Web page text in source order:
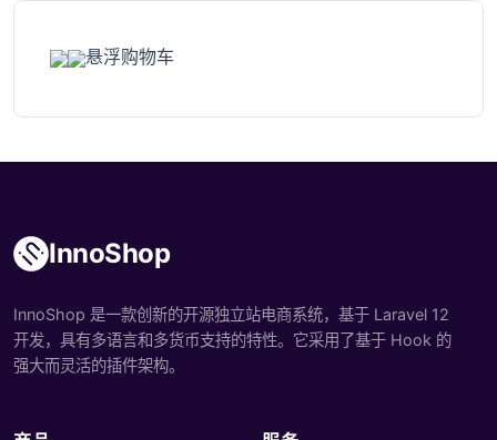
悬浮购物车
InnoShop
InnoShop 是一款创新的开源独立站电商系统，基于 Laravel 12
开发，具有多语言和多货币支持的特性。它采用了基于 Hook 的
强大而灵活的插件架构。